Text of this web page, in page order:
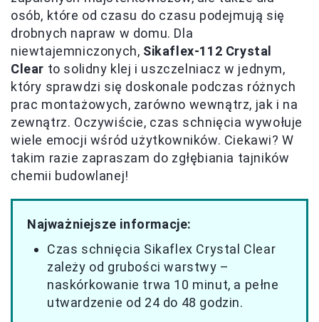
osób, które od czasu do czasu podejmują się
drobnych napraw w domu. Dla
niewtajemniczonych, Sikaflex-112 Crystal
Clear to solidny klej i uszczelniacz w jednym,
który sprawdzi się doskonale podczas różnych
prac montażowych, zarówno wewnątrz, jak i na
zewnątrz. Oczywiście, czas schnięcia wywołuje
wiele emocji wśród użytkowników. Ciekawi? W
takim razie zapraszam do zgłębiania tajników
chemii budowlanej!
Najważniejsze informacje:
Czas schnięcia Sikaflex Crystal Clear
zależy od grubości warstwy –
naskórkowanie trwa 10 minut, a pełne
utwardzenie od 24 do 48 godzin.